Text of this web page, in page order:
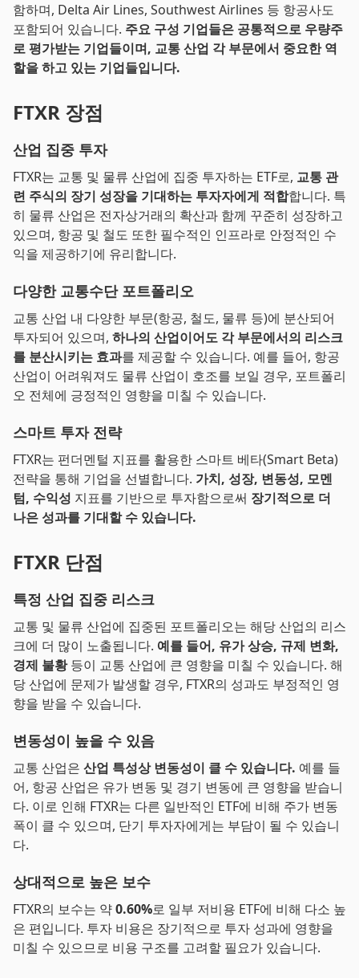
함하며, Delta Air Lines, Southwest Airlines 등 항공사도
포함되어 있습니다. 주요 구성 기업들은 공통적으로 우량주
로 평가받는 기업들이며, 교통 산업 각 부문에서 중요한 역
할을 하고 있는 기업들입니다.
FTXR 장점
산업 집중 투자
FTXR는 교통 및 물류 산업에 집중 투자하는 ETF로, 교통 관
련 주식의 장기 성장을 기대하는 투자자에게 적합합니다. 특
히 물류 산업은 전자상거래의 확산과 함께 꾸준히 성장하고
있으며, 항공 및 철도 또한 필수적인 인프라로 안정적인 수
익을 제공하기에 유리합니다.
다양한 교통수단 포트폴리오
교통 산업 내 다양한 부문(항공, 철도, 물류 등)에 분산되어
투자되어 있으며, 하나의 산업이어도 각 부문에서의 리스크
를 분산시키는 효과를 제공할 수 있습니다. 예를 들어, 항공
산업이 어려워져도 물류 산업이 호조를 보일 경우, 포트폴리
오 전체에 긍정적인 영향을 미칠 수 있습니다.
스마트 투자 전략
FTXR는 펀더멘털 지표를 활용한 스마트 베타(Smart Beta)
전략을 통해 기업을 선별합니다. 가치, 성장, 변동성, 모멘
텀, 수익성 지표를 기반으로 투자함으로써 장기적으로 더
나은 성과를 기대할 수 있습니다.
FTXR 단점
특정 산업 집중 리스크
교통 및 물류 산업에 집중된 포트폴리오는 해당 산업의 리스
크에 더 많이 노출됩니다. 예를 들어, 유가 상승, 규제 변화,
경제 불황등이 교통 산업에 큰 영향을 미칠 수 있습니다. 해
당 산업에 문제가 발생할 경우, FTXR의 성과도 부정적인 영
향을 받을 수 있습니다.
변동성이 높을 수 있음
교통 산업은 산업 특성상 변동성이 클 수 있습니다. 예를 들
어, 항공 산업은 유가 변동 및 경기 변동에 큰 영향을 받습니
다. 이로 인해 FTXR는 다른 일반적인 ETF에 비해 주가 변동
폭이 클 수 있으며, 단기 투자자에게는 부담이 될 수 있습니
다.
상대적으로 높은 보수
FTXR의 보수는 약0.60%로 일부 저비용 ETF에 비해 다소 높
은 편입니다. 투자 비용은 장기적으로 투자 성과에 영향을
미칠 수 있으므로 비용 구조를 고려할 필요가 있습니다.